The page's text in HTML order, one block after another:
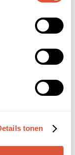
tonen
pad